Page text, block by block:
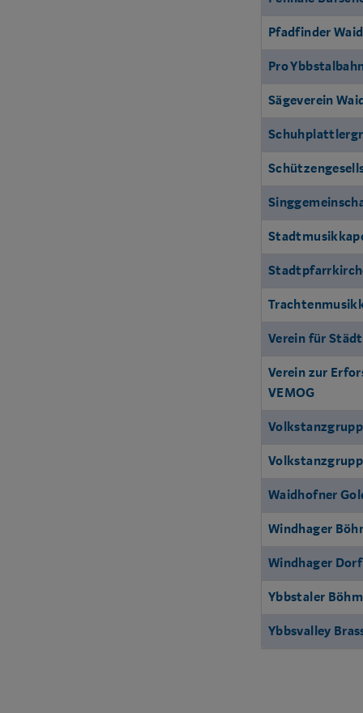
Pfadfinder
Pro
Sägeverein
Verein für
Verein zur
VEMOG
Waidhofner
Windhager
Windhager
Ybbstaler
Ybbsvalley